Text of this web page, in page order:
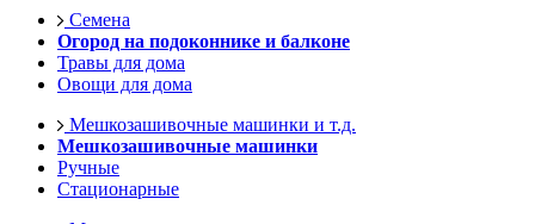
Семена
Огород на подоконнике и балконе
Травы для дома
Овощи для дома
Мешкозашивочные машинки и т.д.
Мешкозашивочные машинки
Ручные
Стационарные